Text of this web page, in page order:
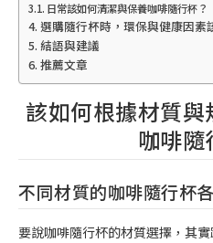
日常該如何清潔與保養咖啡隨行杯？
選購隨行杯時，環保與健康因素
結語與建議
推薦文章
該如何根據材質
咖啡隨
不同材質的咖啡隨行杯
要說咖啡隨行杯的材質選擇，其